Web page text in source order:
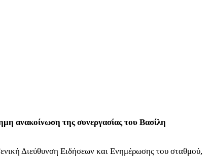
ανακοίνωση της συνεργασίας του Βασίλη
Διεύθυνση Ειδήσεων και Ενημέρωσης του σταθμού,